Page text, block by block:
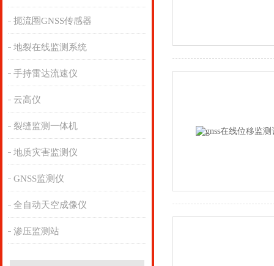
扼流圈GNSS传感器
地裂在线监测系统
手持雷达流速仪
云高仪
裂缝监测一体机
地质灾害监测仪
GNSS监测仪
全自动天空成像仪
渗压监测站